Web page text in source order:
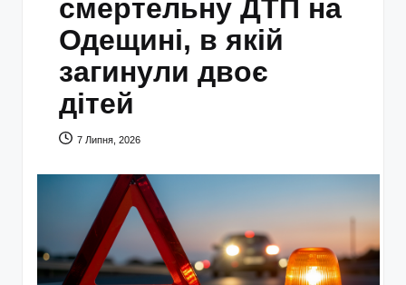
смертельну ДТП на
Одещині, в якій
загинули двоє
дітей
7 Липня, 2026